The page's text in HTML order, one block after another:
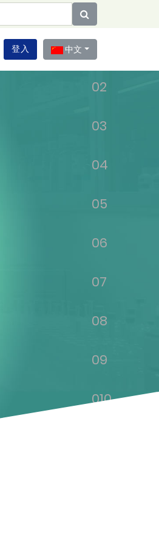
登入 中文
03
04
05
06
07
08
09
010